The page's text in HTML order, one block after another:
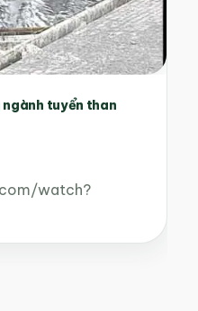
tuyển than
watch?